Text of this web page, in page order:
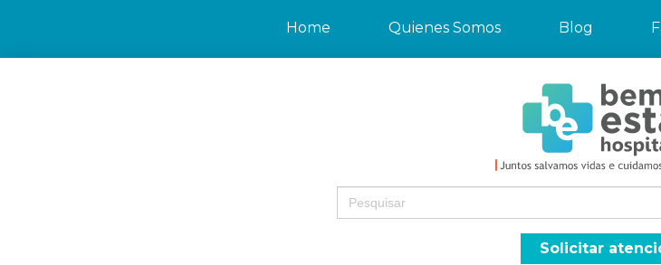
Home Quienes Somos Blog
Search
for:
Solicitar